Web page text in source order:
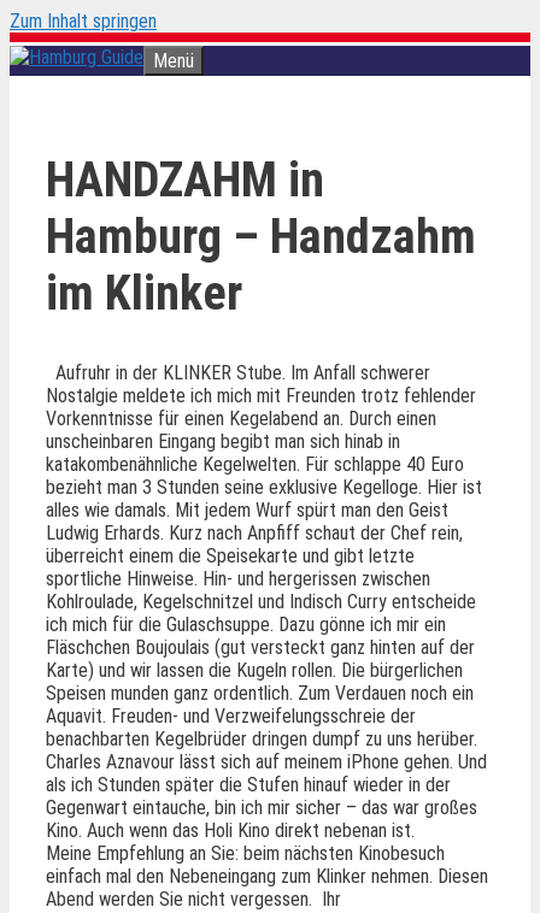
Zum Inhalt springen
Menü
HANDZAHM in
Hamburg – Handzahm
im Klinker
Aufruhr in der KLINKER Stube. Im Anfall schwerer
Nostalgie meldete ich mich mit Freunden trotz fehlender
Vorkenntnisse für einen Kegelabend an. Durch einen
unscheinbaren Eingang begibt man sich hinab in
katakombenähnliche Kegelwelten. Für schlappe 40 Euro
bezieht man 3 Stunden seine exklusive Kegelloge. Hier ist
alles wie damals. Mit jedem Wurf spürt man den Geist
Ludwig Erhards. Kurz nach Anpfiff schaut der Chef rein,
überreicht einem die Speisekarte und gibt letzte
sportliche Hinweise. Hin- und hergerissen zwischen
Kohlroulade, Kegelschnitzel und Indisch Curry entscheide
ich mich für die Gulaschsuppe. Dazu gönne ich mir ein
Fläschchen Boujoulais (gut versteckt ganz hinten auf der
Karte) und wir lassen die Kugeln rollen. Die bürgerlichen
Speisen munden ganz ordentlich. Zum Verdauen noch ein
Aquavit. Freuden- und Verzweifelungsschreie der
benachbarten Kegelbrüder dringen dumpf zu uns herüber.
Charles Aznavour lässt sich auf meinem iPhone gehen. Und
als ich Stunden später die Stufen hinauf wieder in der
Gegenwart eintauche, bin ich mir sicher – das war großes
Kino. Auch wenn das Holi Kino direkt nebenan ist.
Meine Empfehlung an Sie: beim nächsten Kinobesuch
einfach mal den Nebeneingang zum Klinker nehmen. Diesen
Abend werden Sie nicht vergessen. Ihr